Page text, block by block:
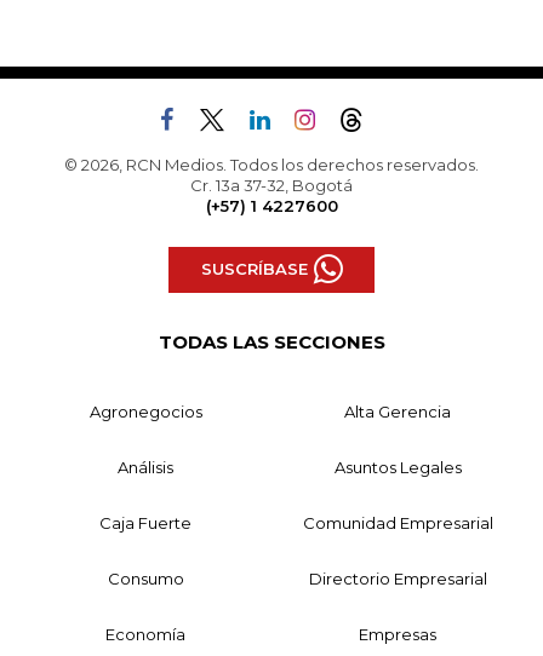
© 2026, RCN Medios. Todos los derechos reservados.
Cr. 13a 37-32, Bogotá
(+57) 1 4227600
SUSCRÍBASE
TODAS LAS SECCIONES
Agronegocios Alta Gerencia
Análisis Asuntos Legales
Caja Fuerte Comunidad Empresarial
Consumo Directorio Empresarial
Economía Empresas